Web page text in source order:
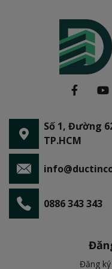
Số 1, Đường
TP.HCM
0886 343 343
Đăng